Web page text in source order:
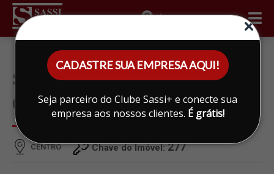
CADASTRE SUA EMPRESA AQUI!
Seja parceiro do Clube Sassi+ e conecte sua
empresa aos nossos clientes. É grátis!
ÁREA DO CLIENTE
SALA PARA ALUGAR EM
CENTRO, LIMEIRA
CENTRO Chave do Imóvel:277